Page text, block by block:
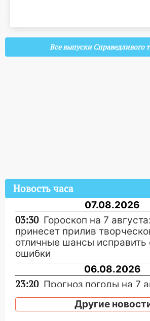
Все выпуски Справедливого
Новость часа
07.08.2026
03:30 Гороскоп на 7
принесет прилив
отличные шансы исправить
ошибки
06.08.2026
23:20 Прогноз погоды на 7
Ульяновской области
20:04 Ульяновцев
Другие